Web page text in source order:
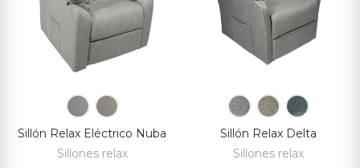
Sillón Relax Eléctrico Nuba
Sillones relax
Sillón Relax Delta
Sillones relax